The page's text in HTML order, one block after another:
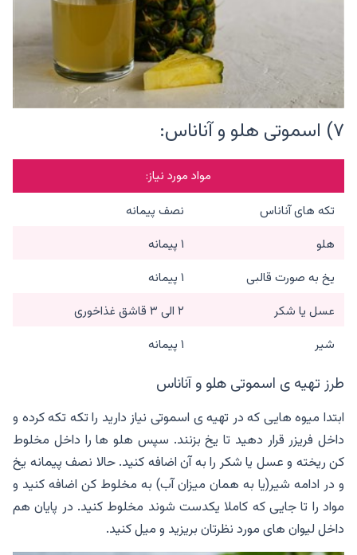
۷) اسموتی هلو و آناناس:
مواد مورد نیاز:
تکه های آناناس
نصف پیمانه
هلو
۱ پیمانه
یخ به صورت قالبی
۱ پیمانه
عسل یا شکر
۲ الی ۳ قاشق غذاخوری
شیر
۱ پیمانه
طرز تهیه ی اسموتی هلو و آناناس
ابتدا میوه هایی که در تهیه ی اسموتی نیاز دارید را تکه تکه کرده و
داخل فریزر قرار دهید تا یخ بزنند. سپس هلو ها را داخل مخلوط
کن ریخته و عسل یا شکر را به آن اضافه کنید. حالا نصف پیمانه یخ
و در ادامه شیر(یا به همان میزان آب) به مخلوط کن اضافه کنید و
مواد را تا جایی که کاملا یکدست شوند مخلوط کنید. در پایان هم
داخل لیوان های مورد نظرتان بریزید و میل کنید.